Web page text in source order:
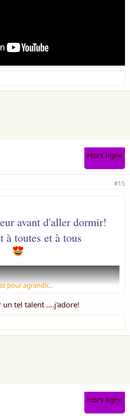
Hors ligne
#15
avant d'aller dormir!
à toutes et à tous
A Whiter Shade of Pale
homme, nous parle
pour agrandir...
tel talent ....j'adore!
Hors ligne